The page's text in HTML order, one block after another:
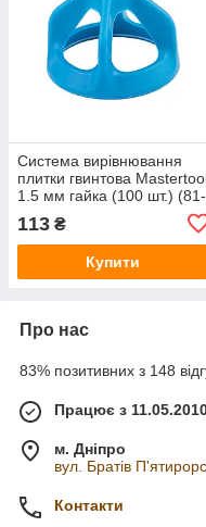
Система вирівнювання
плитки гвинтова
1.5 мм гайка (100 шт.) (81-
113 ₴
Купити
Про нас
83% позитивних з 148
Працює з
м. Дніпро
вул. Братів
Контакти